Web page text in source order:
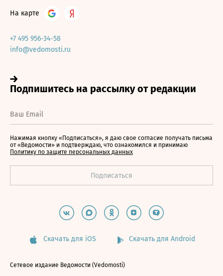
На карте
+7 495 956-34-58
info@vedomosti.ru
Нажимая кнопку «Подписаться», я даю свое согласие получать письма
от «Ведомости» и подтверждаю, что ознакомился и принимаю
Политику по защите персональных данных
Скачать для iOS Скачать для Android
Сетевое издание Ведомости (Vedomosti)